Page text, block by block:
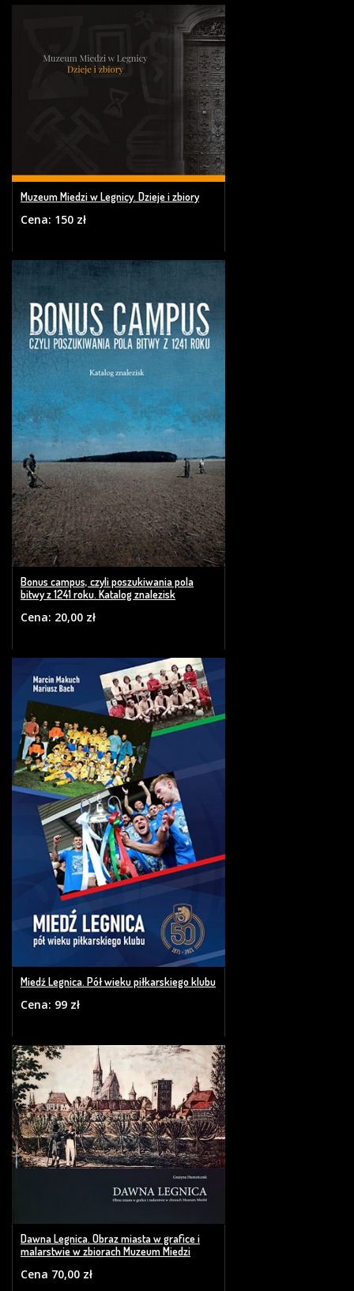
Muzeum Miedzi w Legnicy. Dzieje i zbiory
Cena: 150 zł
Bonus campus, czyli poszukiwania pola
bitwy z 1241 roku. Katalog znalezisk
Cena: 20,00 zł
Miedź Legnica. Pół wieku piłkarskiego klubu
Cena: 99 zł
Dawna Legnica. Obraz miasta w grafice i
malarstwie w zbiorach Muzeum Miedzi
Cena 70,00 zł